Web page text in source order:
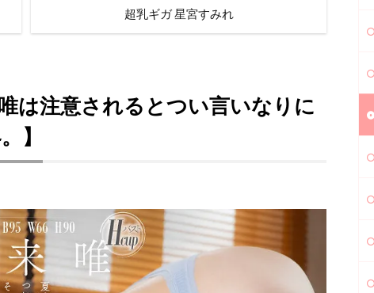
超乳ギガ 星宮すみれ
は注意されるとつい言いなりに
】